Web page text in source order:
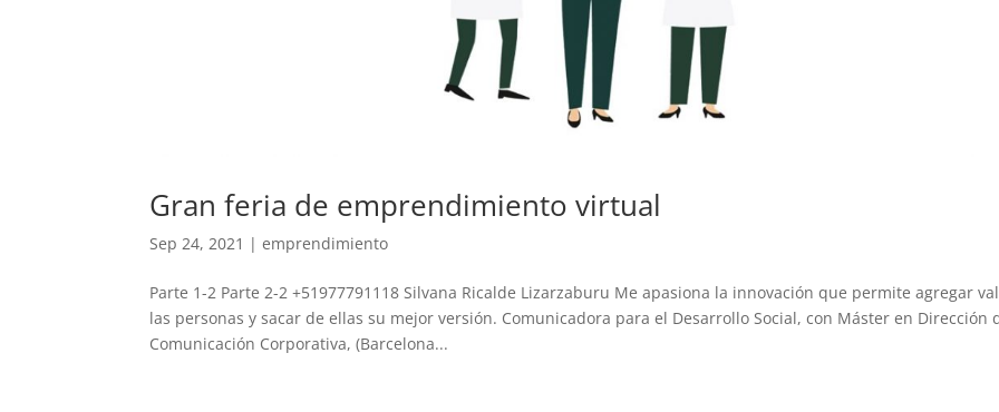
Gran feria de emprendimiento virtual
Sep 24, 2021 |emprendimiento
Parte 1-2 Parte 2-2 +51977791118 Silvana Ricalde Lizarzaburu Me apasiona la innovación que permite agregar
las personas y sacar de ellas su mejor versión. Comunicadora para el Desarrollo Social, con Máster en Dirección
Comunicación Corporativa, (Barcelona...